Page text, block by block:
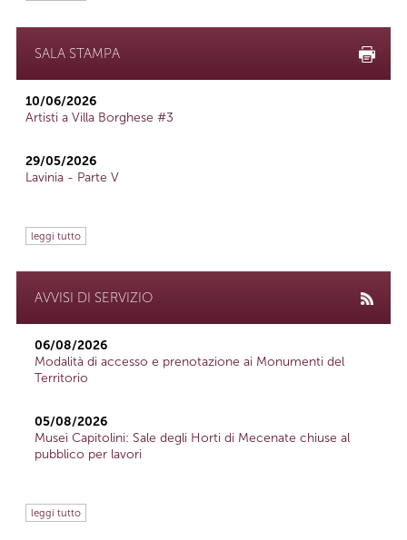
SALA STAMPA
10/06/2026
Artisti a Villa Borghese #3
29/05/2026
Lavinia - Parte V
leggi tutto
AVVISI DI SERVIZIO
06/08/2026
Modalità di accesso e prenotazione ai Monumenti del
Territorio
05/08/2026
Musei Capitolini: Sale degli Horti di Mecenate chiuse al
pubblico per lavori
leggi tutto